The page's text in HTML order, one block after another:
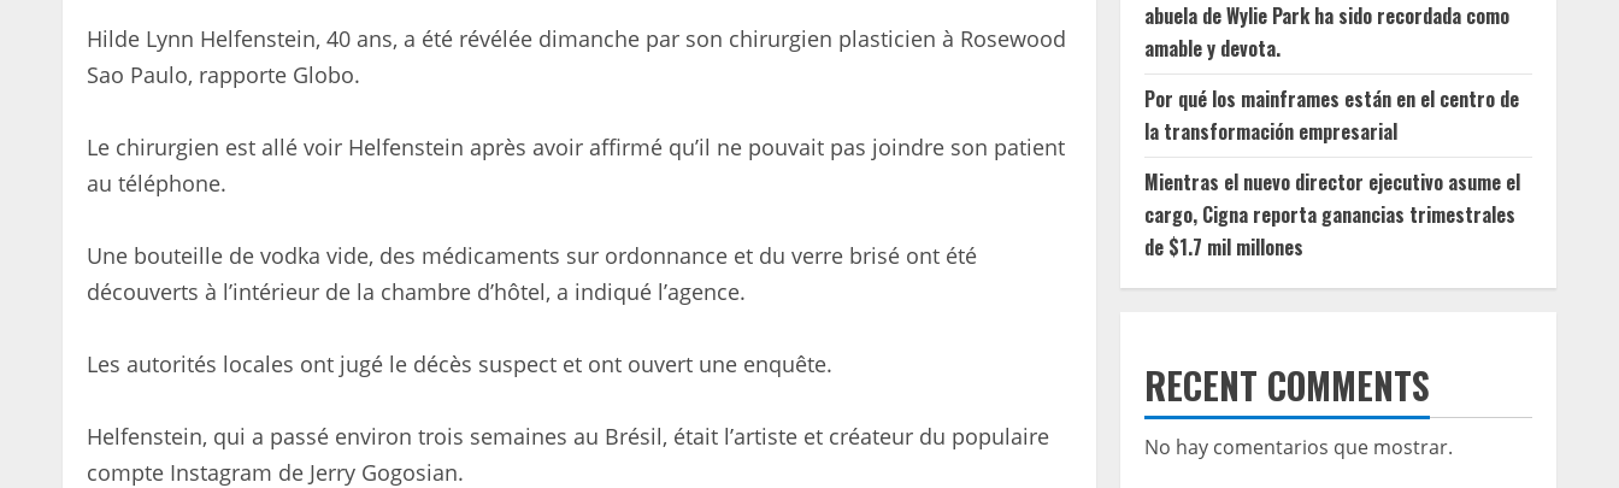
Hilde Lynn Helfenstein, 40 ans, a été révélée dimanche par son chirurgien plasticien à Rosewood
Sao Paulo, rapporte Globo.
Le chirurgien est allé voir Helfenstein après avoir affirmé qu’il ne pouvait pas joindre son patient
au téléphone.
Une bouteille de vodka vide, des médicaments sur ordonnance et du verre brisé ont été
découverts à l’intérieur de la chambre d’hôtel, a indiqué l’agence.
Les autorités locales ont jugé le décès suspect et ont ouvert une enquête.
Helfenstein, qui a passé environ trois semaines au Brésil, était l’artiste et créateur du populaire
compte Instagram de Jerry Gogosian.
abuela de Wylie Park ha sido recordada como
amable y devota.
Por qué los mainframes están en el centro de
la transformación empresarial
Mientras el nuevo director ejecutivo asume el
cargo, Cigna reporta ganancias trimestrales
de $1.7 mil millones
RECENT COMMENTS
No hay comentarios que mostrar.